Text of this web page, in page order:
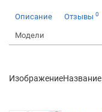
Описание Отзывы 0
Модели
ИзображениеНазвание